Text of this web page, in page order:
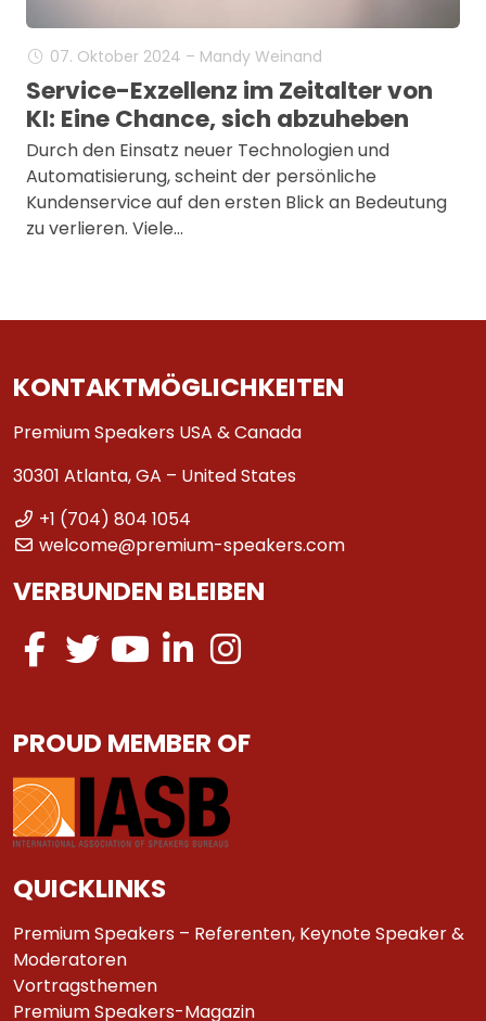
07. Oktober 2024 – Mandy Weinand
Service-Exzellenz im Zeitalter von
KI: Eine Chance, sich abzuheben
Durch den Einsatz neuer Technologien und
Automatisierung, scheint der persönliche
Kundenservice auf den ersten Blick an Bedeutung
zu verlieren. Viele…
KONTAKTMÖGLICHKEITEN
Premium Speakers USA & Canada
30301 Atlanta, GA – United States
+1 (704) 804 1054
welcome@premium-speakers.com
VERBUNDEN BLEIBEN
PROUD MEMBER OF
QUICKLINKS
Premium Speakers – Referenten, Keynote Speaker &
Moderatoren
Vortragsthemen
Premium Speakers-Magazin